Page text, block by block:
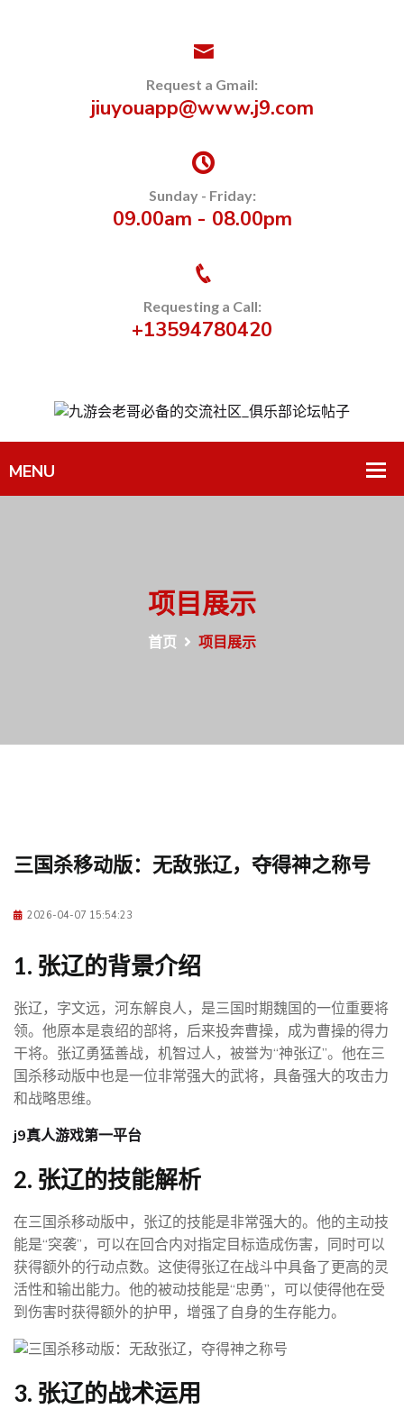
Request a Gmail:
jiuyouapp@www.j9.com
Sunday - Friday:
09.00am - 08.00pm
Requesting a Call:
+13594780420
项目展示
首页 项目展示
三国杀移动版：无敌张辽，夺得神之称号
2026-04-07 15:54:23
1. 张辽的背景介绍
张辽，字文远，河东解良人，是三国时期魏国的一位重要将
领。他原本是袁绍的部将，后来投奔曹操，成为曹操的得力
干将。张辽勇猛善战，机智过人，被誉为“神张辽”。他在三
国杀移动版中也是一位非常强大的武将，具备强大的攻击力
和战略思维。
j9真人游戏第一平台
2. 张辽的技能解析
在三国杀移动版中，张辽的技能是非常强大的。他的主动技
能是“突袭”，可以在回合内对指定目标造成伤害，同时可以
获得额外的行动点数。这使得张辽在战斗中具备了更高的灵
活性和输出能力。他的被动技能是“忠勇”，可以使得他在受
到伤害时获得额外的护甲，增强了自身的生存能力。
3. 张辽的战术运用